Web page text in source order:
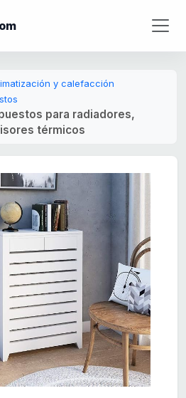
y calefacción
para radiadores,
térmicos